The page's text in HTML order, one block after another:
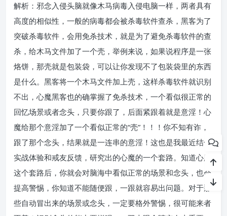
解析：邪念入侵头脑就像木马病毒入侵电脑一样，两者具有
高度的相似性，一般的病毒都会被杀毒软件查杀，黑客为了
突破杀毒软件，会用免杀技术，就是为了避免杀毒软件的查
杀，给木马文件加了一个壳，举例来说，如果说程序是一张
烙饼，那壳就是包装袋，可以让你发现不了包装袋里的东西
是什么。黑客将一个木马文件加上壳，这样杀毒软件就识别
不出，心魔黑客也的确掌握了免杀技术，一个看似很正常的
回忆场景或者念头，只要你跟了，后面紧跟着就是意淫！心
魔给那个意淫加了一个看似正常的“壳”！！！你不知有诈，
跟了那个念头，结果就是一连串的意淫！这也是我最近结合
实战体验和戒友反馈，研究出的心魔的一个套路。知道心魔
这个套路后，你就会对脑海中看似正常的场景和念头，也会
提高警惕，你知道不能随便跟，一跟就容易出问题。对于那
些自动冒出来的场景或念头，一定要格外警惕，很可能来者